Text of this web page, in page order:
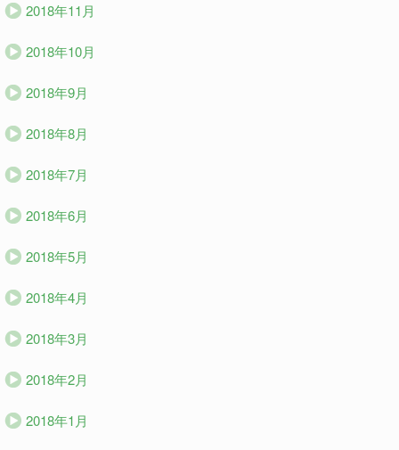
2018年11月
2018年10月
2018年9月
2018年8月
2018年7月
2018年6月
2018年5月
2018年4月
2018年3月
2018年2月
2018年1月